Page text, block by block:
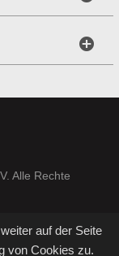
Alle Rechte
auf der Seite
von Cookies zu.